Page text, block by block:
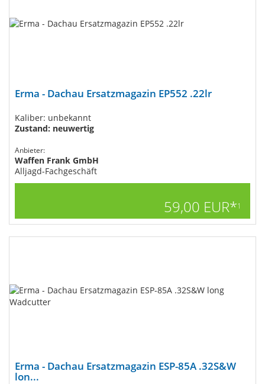
Erma - Dachau Ersatzmagazin EP552 .22lr
Kaliber: unbekannt
Zustand: neuwertig
Anbieter:
Waffen Frank GmbH
Alljagd-Fachgeschäft
59,00 EUR*1
Erma - Dachau Ersatzmagazin ESP-85A .32S&W
lon...